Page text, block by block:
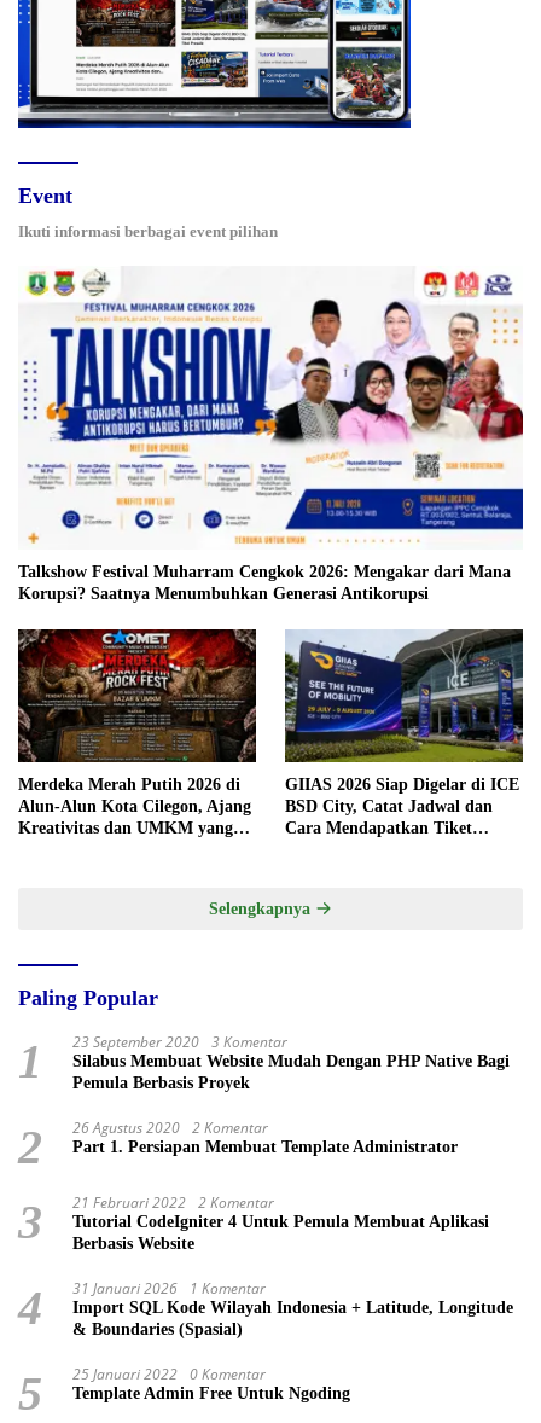
Event
Ikuti informasi berbagai event pilihan
Talkshow Festival Muharram Cengkok 2026: Mengakar dari Mana
Korupsi? Saatnya Menumbuhkan Generasi Antikorupsi
Merdeka Merah Putih 2026 di
Alun-Alun Kota Cilegon, Ajang
Kreativitas dan UMKM yang
GIIAS 2026 Siap Digelar di ICE
BSD City, Catat Jadwal dan
Cara Mendapatkan Tiket
Selengkapnya
Paling Popular
1 23 September 2020 3 Komentar
Silabus Membuat Website Mudah Dengan PHP Native Bagi
Pemula Berbasis Proyek
2 26 Agustus 2020 2 Komentar
Part 1. Persiapan Membuat Template Administrator
3 21 Februari 2022 2 Komentar
Tutorial CodeIgniter 4 Untuk Pemula Membuat Aplikasi
Berbasis Website
4 31 Januari 2026 1 Komentar
Import SQL Kode Wilayah Indonesia + Latitude, Longitude
& Boundaries (Spasial)
5 25 Januari 2022 0 Komentar
Template Admin Free Untuk Ngoding